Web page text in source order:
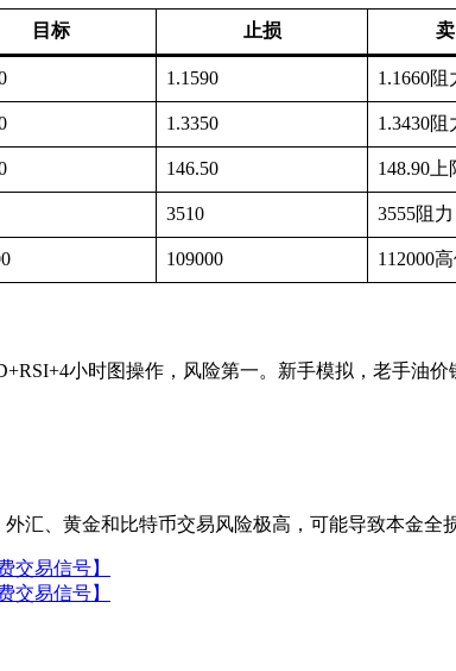
目标 止损
1.1590 1.1660阻
1.3350 1.3430阻
146.50 148.90上
3510 3555阻力
109000 112000
小时图操作，风险第一。新手模拟，老手油
汇、黄金和比特币交易风险极高，可能导致本金
交易信号】
交易信号】